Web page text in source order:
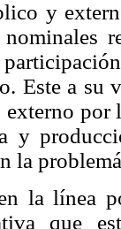
y
Este a su
por
y
la
la línea
que